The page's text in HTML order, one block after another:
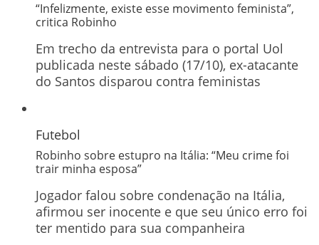
“Infelizmente, existe esse movimento feminista”,
critica Robinho
Em trecho da entrevista para o portal Uol
publicada neste sábado (17/10), ex-atacante
do Santos disparou contra feministas
Futebol
Robinho sobre estupro na Itália: “Meu crime foi
trair minha esposa”
Jogador falou sobre condenação na Itália,
afirmou ser inocente e que seu único erro foi
ter mentido para sua companheira